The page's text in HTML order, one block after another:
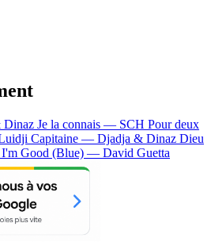
Dinaz Je la connais — SCH Pour deux
Capitaine — Djadja & Dinaz Dieu
I'm Good (Blue) — David Guetta